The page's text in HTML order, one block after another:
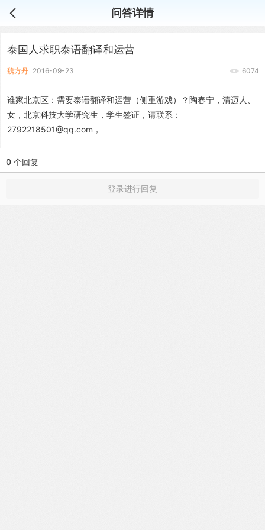
问答详情
泰国人求职泰语翻译和运营
魏方丹 2016-09-23 6074
谁家北京区：需要泰语翻译和运营（侧重游戏）？陶春宁，清迈人、
女，北京科技大学研究生，学生签证，请联系：
2792218501@qq.com，
0 个回复
登录进行回复